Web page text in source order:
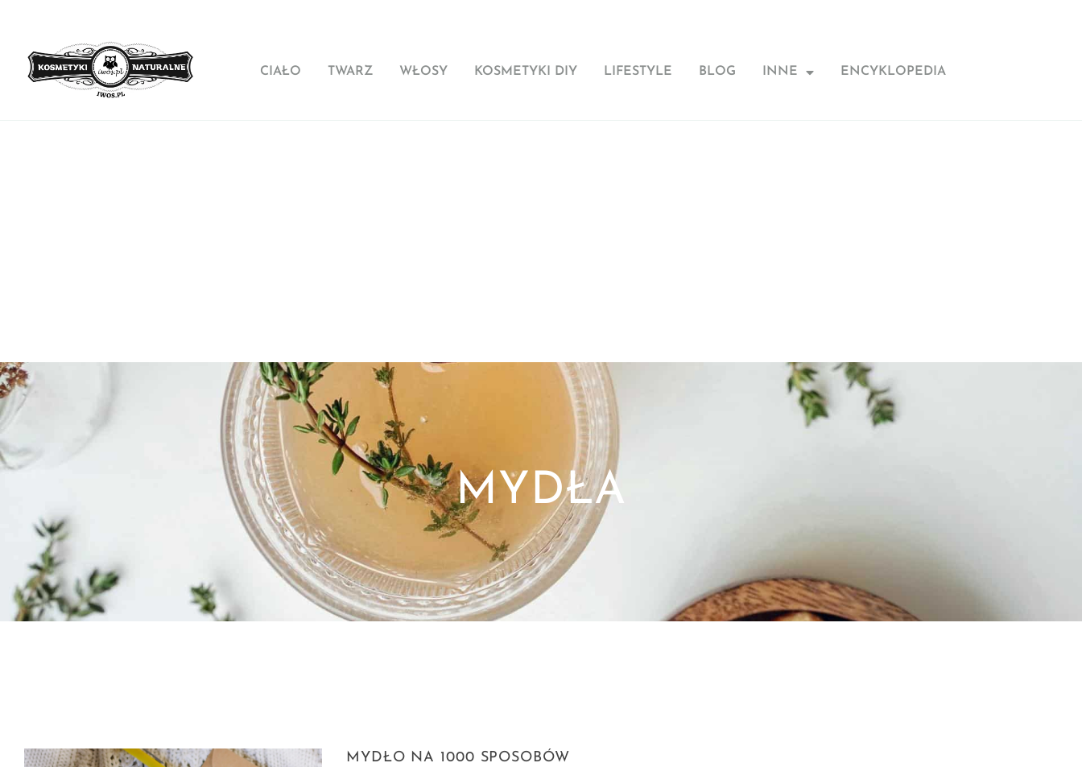
CIAŁO TWARZ WŁOSY KOSMETYKI DIY LIFESTYLE BLOG INNE ENCYKLOPEDIA
MYDŁA
MYDŁO NA 1000 SPOSOBÓW